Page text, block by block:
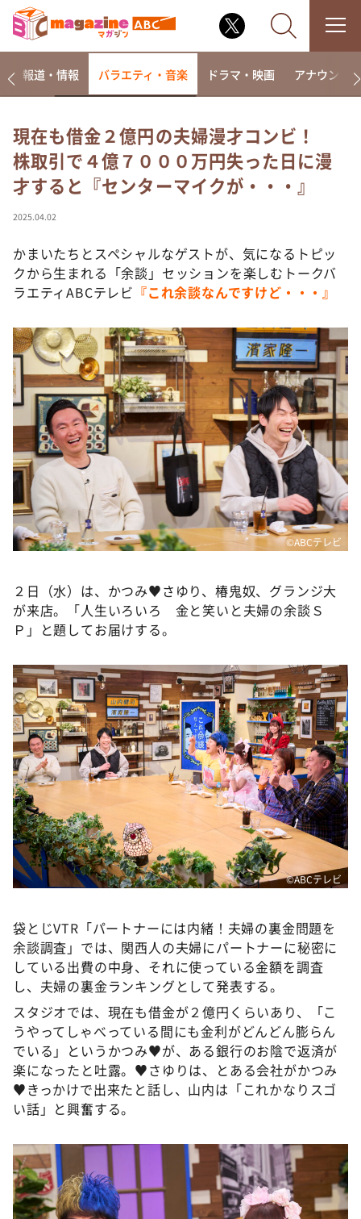
なるみ・岡村の過ぎるTV
相席食堂
これ余談なんですけど・・・
て真剣です
探偵！ナイトスクープ
news おかえり
河合＆A.B.C-Z塚田×福井アナ「なんでやねん！？」
（news おかえり）
DAIGOも台所 ～きょうの献立 何にする？～
本日はダイアンなり！シーズン２
朝だ！生です旅サラダ
教えて！ニュースライブ 正義のミカタ
ＬＩＦＥ～夢のカタチ～
新婚さんいらっしゃい！
ポツンと一軒家
ぺこぱのまるスポ
アナ回覧板
報道・情報 バラエティ・音楽 ドラマ・映画 アナウンサー
現在も借金２億円の夫婦漫才コンビ！
株取引で４億７０００万円失った日に漫
才すると『センターマイクが・・・』
2025.04.02
かまいたちとスペシャルなゲストが、気になるトピッ
クから生まれる「余談」セッションを楽しむトークバ
ラエティABCテレビ 『これ余談なんですけど・・・』
©️ABCテレビ
２日（水）は、かつみ♥さゆり、椿鬼奴、グランジ大
が来店。「人生いろいろ 金と笑いと夫婦の余談Ｓ
Ｐ」と題してお届けする。
©️ABCテレビ
袋とじVTR「パートナーには内緒！夫婦の裏金問題を
余談調査」では、関西人の夫婦にパートナーに秘密に
している出費の中身、それに使っている金額を調査
し、夫婦の裏金ランキングとして発表する。
スタジオでは、現在も借金が２億円くらいあり、「こ
うやってしゃべっている間にも金利がどんどん膨らん
でいる」というかつみ♥が、ある銀行のお陰で返済が
楽になったと吐露。♥さゆりは、とある会社がかつみ
♥きっかけで出来たと話し、山内は「これかなりスゴ
い話」と興奮する。